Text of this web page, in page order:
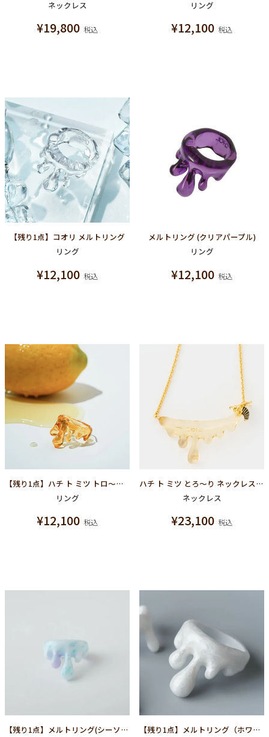
ネックレス
¥19,800 税込
リング
¥12,100 税込
【残り1点】コオリ メルトリング
リング
¥12,100 税込
メルトリング (クリアパープル)
リング
¥12,100 税込
【残り1点】ハチ ト ミツ トロ～リ リング【スペシャルパッケージつき】
リング
¥12,100 税込
ハチ ト ミツ とろ～り ネックレス【スペシャルパッケージつき】
ネックレス
¥23,100 税込
【残り1点】メルトリング(シーソルト マーブル)
【残り1点】メルトリング（ホワイトマーブル）